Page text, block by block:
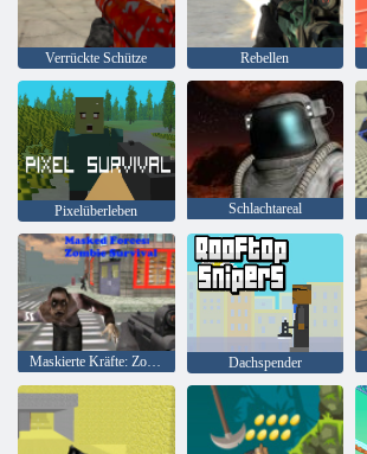
Verrückte Schütze Rebellen
Pixelüberleben Schlachtareal
Maskierte Kräfte: Zombie-Überleben Dachspender